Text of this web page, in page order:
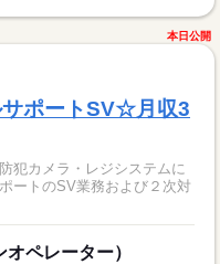
本日公開
ポートSV☆月収3
犯カメラ・レジシステムに
ートのSV業務および２次対
ペレーター）